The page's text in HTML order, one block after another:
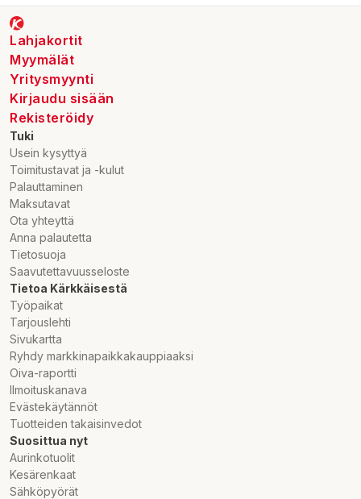
Lahjakortit
Myymälät
Yritysmyynti
Kirjaudu sisään
Rekisteröidy
Tuki
Usein kysyttyä
Toimitustavat ja -kulut
Palauttaminen
Maksutavat
Ota yhteyttä
Anna palautetta
Tietosuoja
Saavutettavuusseloste
Tietoa Kärkkäisestä
Työpaikat
Tarjouslehti
Sivukartta
Ryhdy markkinapaikkakauppiaaksi
Oiva-raportti
Ilmoituskanava
Evästekäytännöt
Tuotteiden takaisinvedot
Suosittua nyt
Aurinkotuolit
Kesärenkaat
Sähköpyörät